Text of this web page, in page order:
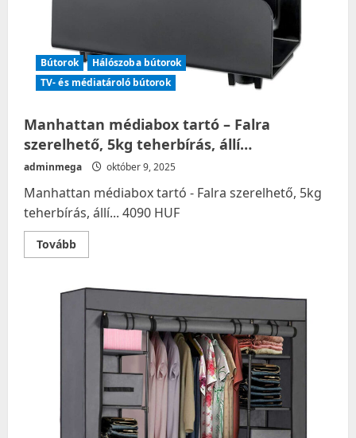
Bútorok
Hálószoba bútorok
TV- és médiatároló bútorok
Manhattan médiabox tartó – Falra
szerelhető, 5kg teherbírás, állí…
adminmega október 9, 2025
Manhattan médiabox tartó - Falra szerelhető, 5kg
teherbírás, állí... 4090 HUF
TovábbRead
more
médiabox
Falra
szerelhető,
teherbírás,